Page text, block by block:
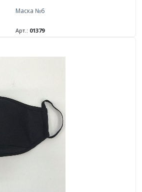
Маска №6
Арт.: 01379